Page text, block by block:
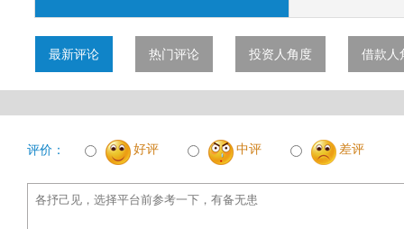
最新评论 热门评论 投资人角度 借款人
评价： 好评 中评 差评